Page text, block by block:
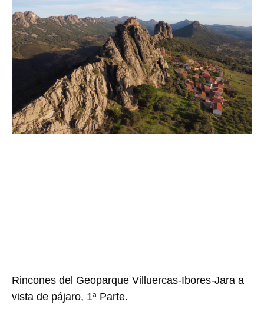
Rincones del Geoparque Villuercas-Ibores-Jara a
vista de pájaro, 1ª Parte.